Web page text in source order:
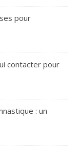
pour
contacter pour
: un